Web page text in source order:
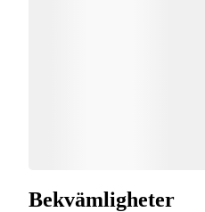
Bekvämligheter